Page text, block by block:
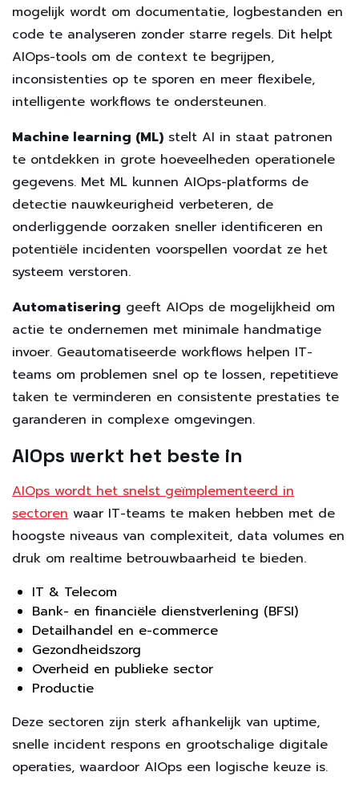
mogelijk wordt om documentatie, logbestanden en
code te analyseren zonder starre regels. Dit helpt
AIOps-tools om de context te begrijpen,
inconsistenties op te sporen en meer flexibele,
intelligente workflows te ondersteunen.
Machine learning (ML) stelt AI in staat patronen
te ontdekken in grote hoeveelheden operationele
gegevens. Met ML kunnen AIOps-platforms de
detectie nauwkeurigheid verbeteren, de
onderliggende oorzaken sneller identificeren en
potentiële incidenten voorspellen voordat ze het
systeem verstoren.
Automatisering geeft AIOps de mogelijkheid om
actie te ondernemen met minimale handmatige
invoer. Geautomatiseerde workflows helpen IT-
teams om problemen snel op te lossen, repetitieve
taken te verminderen en consistente prestaties te
garanderen in complexe omgevingen.
AIOps werkt het beste in
AIOps wordt het snelst geïmplementeerd in
sectoren waar IT-teams te maken hebben met de
hoogste niveaus van complexiteit, data volumes en
druk om realtime betrouwbaarheid te bieden.
IT & Telecom
Bank- en financiële dienstverlening (BFSI)
Detailhandel en e-commerce
Gezondheidszorg
Overheid en publieke sector
Productie
Deze sectoren zijn sterk afhankelijk van uptime,
snelle incident respons en grootschalige digitale
operaties, waardoor AIOps een logische keuze is.